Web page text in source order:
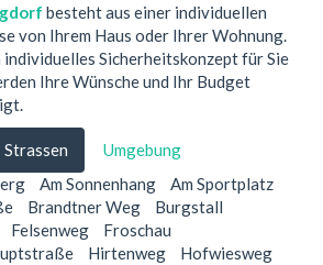
besteht aus einer individuellen
von Ihrem Haus oder Ihrer Wohnung.
individuelles Sicherheitskonzept für Sie
Ihre Wünsche und Ihr Budget
Strassen
Umgebung
Am Sonnenhang
Am Sportplatz
Brandtner Weg
Burgstall
Felsenweg
Froschau
Hirtenweg
Hofwiesweg